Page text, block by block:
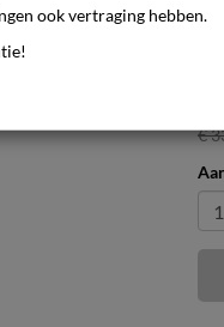
€
ook vertraging hebben.